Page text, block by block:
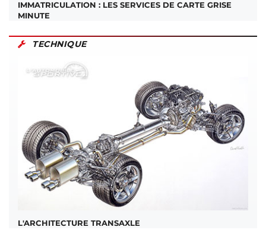
IMMATRICULATION : LES SERVICES DE CARTE GRISE
MINUTE
TECHNIQUE
L'ARCHITECTURE TRANSAXLE